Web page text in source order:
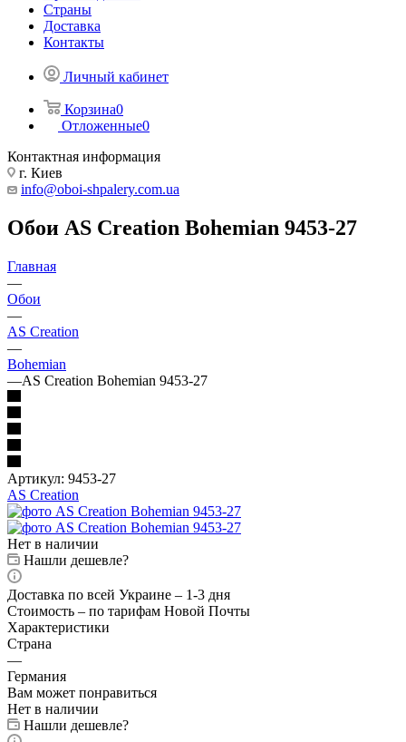
Страны
Доставка
Контакты
Личный кабинет
Корзина0
Отложенные0
Контактная информация
г. Киев
info@oboi-shpalery.com.ua
Обои AS Creation Bohemian 9453-27
Главная
—
Обои
—
AS Creation
—
Bohemian
—AS Creation Bohemian 9453-27
Артикул: 9453-27
AS Creation
Нет в наличии
Нашли дешевле?
Доставка по всей Украине – 1-3 дня
Стоимость – по тарифам Новой Почты
Характеристики
Страна
—
Германия
Вам может понравиться
Нет в наличии
Нашли дешевле?